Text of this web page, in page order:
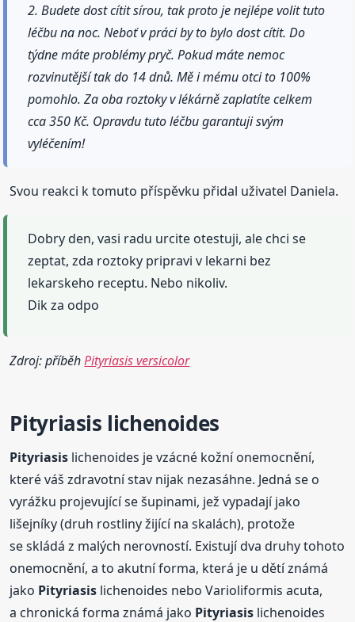
2. Budete dost cítit sírou, tak proto je nejlépe volit tuto
léčbu na noc. Neboť v práci by to bylo dost cítit. Do
týdne máte problémy pryč. Pokud máte nemoc
rozvinutější tak do 14 dnů. Mě i mému otci to 100%
pomohlo. Za oba roztoky v lékárně zaplatíte celkem
cca 350 Kč. Opravdu tuto léčbu garantuji svým
vyléčením!
Svou reakci k tomuto příspěvku přidal uživatel Daniela.
Dobry den, vasi radu urcite otestuji, ale chci se
zeptat, zda roztoky pripravi v lekarni bez
lekarskeho receptu. Nebo nikoliv.
Dik za odpo
Zdroj: příběhPityriasis versicolor
Pityriasis lichenoides
Pityriasis lichenoides je vzácné kožní onemocnění,
které váš zdravotní stav nijak nezasáhne. Jedná se o
vyrážku projevující se šupinami, jež vypadají jako
lišejníky (druh rostliny žijící na skalách), protože
se skládá z malých nerovností. Existují dva druhy tohoto
onemocnění, a to akutní forma, která je u dětí známá
jako Pityriasis lichenoides nebo Varioliformis acuta,
a chronická forma známá jako Pityriasis lichenoides